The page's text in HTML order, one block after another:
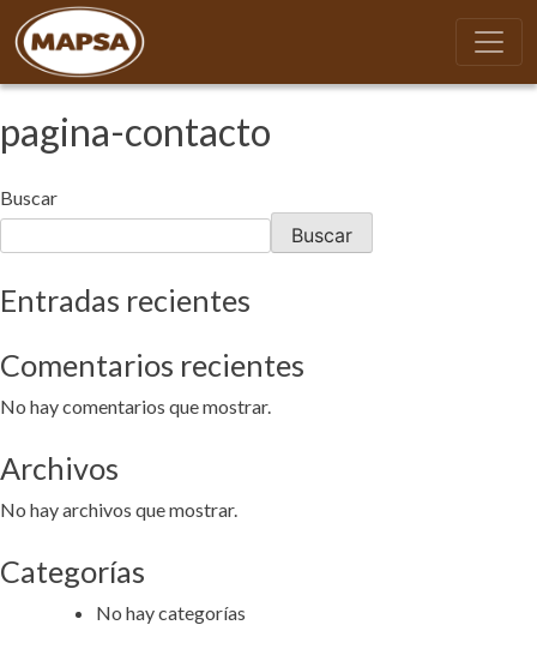
pagina-contacto
Buscar
Buscar
Entradas recientes
Comentarios recientes
No hay comentarios que mostrar.
Archivos
No hay archivos que mostrar.
Categorías
No hay categorías